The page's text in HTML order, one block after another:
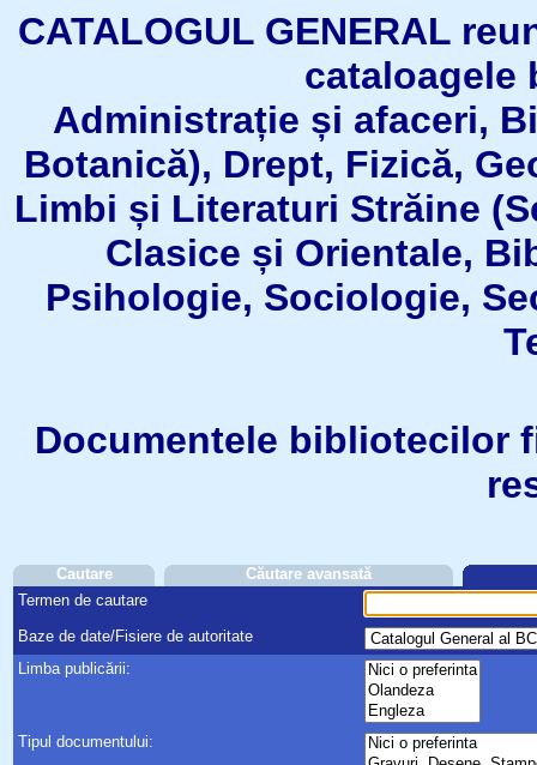
CATALOGUL GENERAL
Administrație și afaceri,
Botanică), Drept, Fizică,
Limbi și Literaturi Străine
Clasice și Orientale,
Psihologie, Sociologie,
Documentele bibliotecilor
Cautare
Căutare avansată
Termen de cautare
Baze de date/Fisiere de autoritate
Limba publicării:
Tipul documentului: